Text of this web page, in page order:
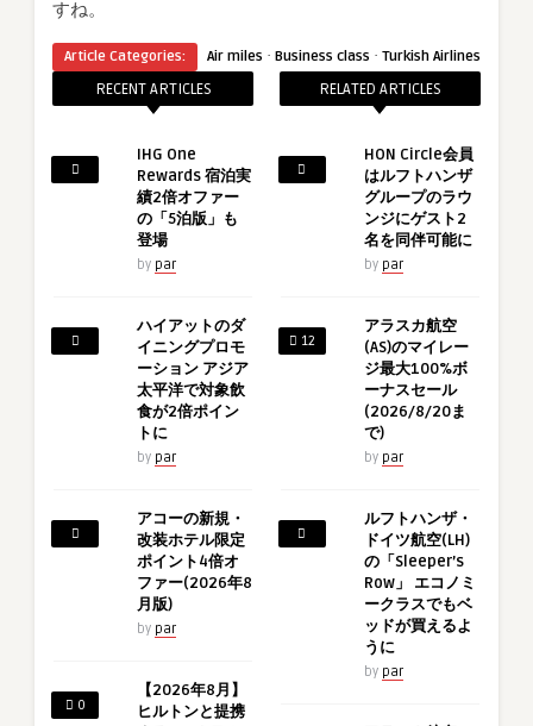
すね。
Article Categories: Air miles · Business class · Turkish Airlines
RECENT ARTICLES
IHG One
Rewards 宿泊実
績2倍オファー
の「5泊版」も
登場
by par
ハイアットのダ
イニングプロモ
ーション アジア
太平洋で対象飲
食が2倍ポイン
トに
by par
アコーの新規・
改装ホテル限定
ポイント4倍オ
ファー(2026年8
月版)
by par
0
【2026年8月】
ヒルトンと提携
RELATED ARTICLES
HON Circle会員
はルフトハンザ
グループのラウ
ンジにゲスト2
名を同伴可能に
by par
12
アラスカ航空
(AS)のマイレー
ジ最大100%ボ
ーナスセール
(2026/8/20ま
で)
by par
ルフトハンザ・
ドイツ航空(LH)
の「Sleeper’s
Row」 エコノミ
ークラスでもベ
ッドが買えるよ
うに
by par